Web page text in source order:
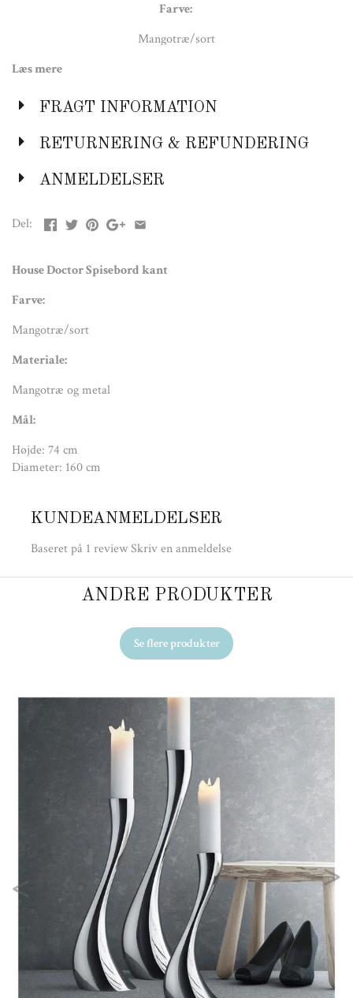
Farve:
Mangotræ/sort
Mangotræ og metal
Diameter: 160 cm
Læs mere
FRAGT INFORMATION
RETURNERING & REFUNDERING
ANMELDELSER
Del:
House Doctor Spisebord kant
Farve:
Mangotræ/sort
Materiale:
Mangotræ og metal
Mål:
Højde: 74 cm
Diameter: 160 cm
KUNDEANMELDELSER
Baseret på 1 reviewSkriv en anmeldelse
ANDRE PRODUKTER
Se flere produkter
Previous